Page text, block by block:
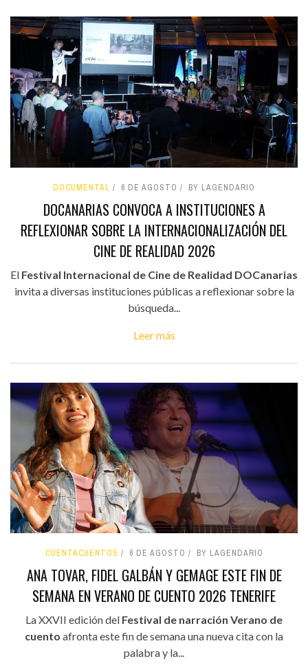
DOCUMENTAL 6 DE AGOSTO BY LAGENDARIO
DOCANARIAS CONVOCA A INSTITUCIONES A
REFLEXIONAR SOBRE LA INTERNACIONALIZACIÓN DEL
CINE DE REALIDAD 2026
El Festival Internacional de Cine de Realidad DOCanarias
invita a diversas instituciones públicas a reflexionar sobre la
búsqueda...
Leer más
CUENTACUENTOS 6 DE AGOSTO BY LAGENDARIO
ANA TOVAR, FIDEL GALBÁN Y GEMAGE ESTE FIN DE
SEMANA EN VERANO DE CUENTO 2026 TENERIFE
La XXVII edición del Festival de narración Verano de
cuento afronta este fin de semana una nueva cita con la
palabra y la...